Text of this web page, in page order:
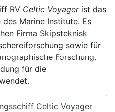
RV Celtic Voyagerist das
Marine Institute. Es
Firma Skipsteknisk
sowie für
Forschung.
für die
Celtic Voyager